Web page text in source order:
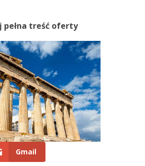
pełna treść oferty
Gmail